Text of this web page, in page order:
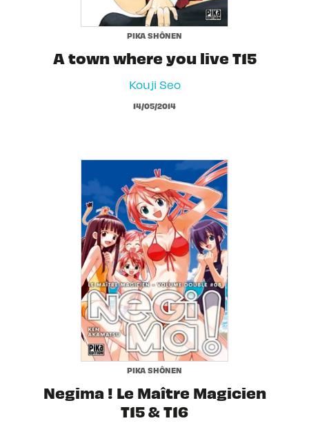
PIKA SHÔNEN
A town where you live T15
Kouji Seo
14/05/2014
PIKA SHÔNEN
Negima ! Le Maître Magicien
T15 & T16